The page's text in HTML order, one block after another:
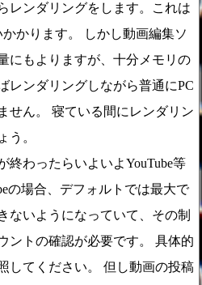
レンダリングをします。これは
かります。 しかし動画編集ソ
にもよりますが、十分メモリの
レンダリングしながら普通にPC
せん。 寝ている間にレンダリン
う。
わったらいよいよYouTube等
の場合、デフォルトでは最大で
ないようになっていて、その制
ントの確認が必要です。 具体的
してください。 但し動画の投稿